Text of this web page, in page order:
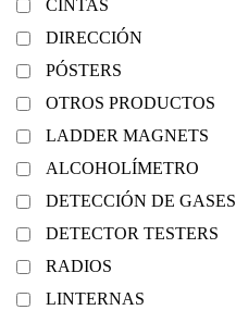
CINTAS
DIRECCIÓN
PÓSTERS
OTROS PRODUCTOS
LADDER MAGNETS
ALCOHOLÍMETRO
DETECCIÓN DE GASES
DETECTOR TESTERS
RADIOS
LINTERNAS